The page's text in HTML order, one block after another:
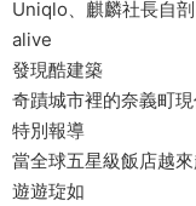
Uniqlo、麒麟社長自
alive
發現酷建築
奇蹟城市裡的奈義町
特別報導
當全球五星級飯店越
遊遊琁如